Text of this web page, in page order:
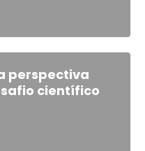
perspectiva
científico